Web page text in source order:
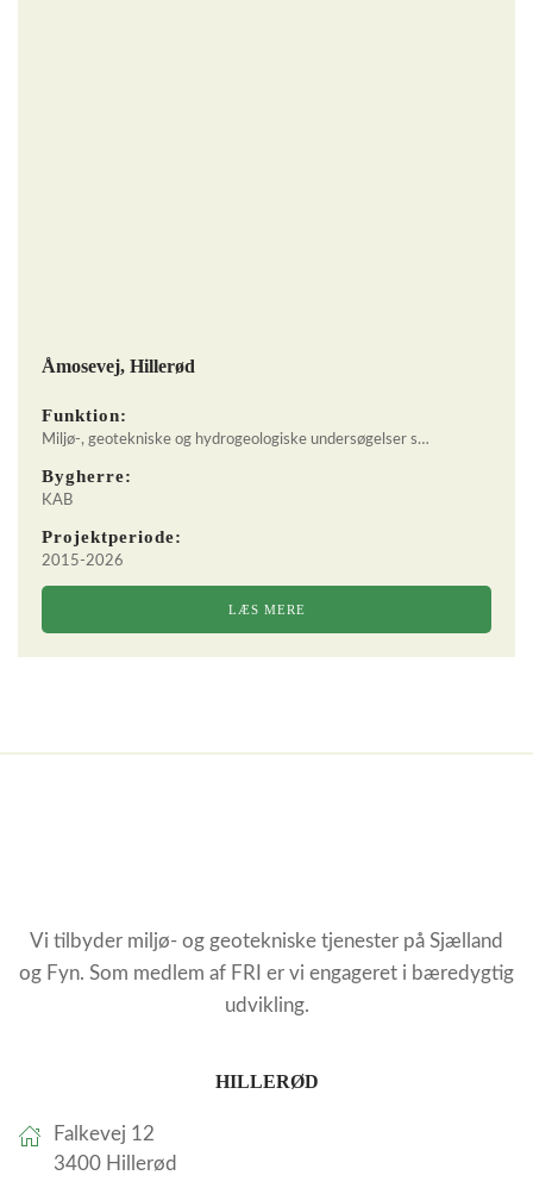
Åmosevej, Hillerød
Funktion:
Miljø-, geotekniske og hydrogeologiske undersøgelser s…
Bygherre:
KAB
Projektperiode:
2015-2026
LÆS MERE
Vi tilbyder miljø- og geotekniske tjenester på Sjælland
og Fyn. Som medlem af FRI er vi engageret i bæredygtig
udvikling.
HILLERØD
Falkevej 12
3400 Hillerød